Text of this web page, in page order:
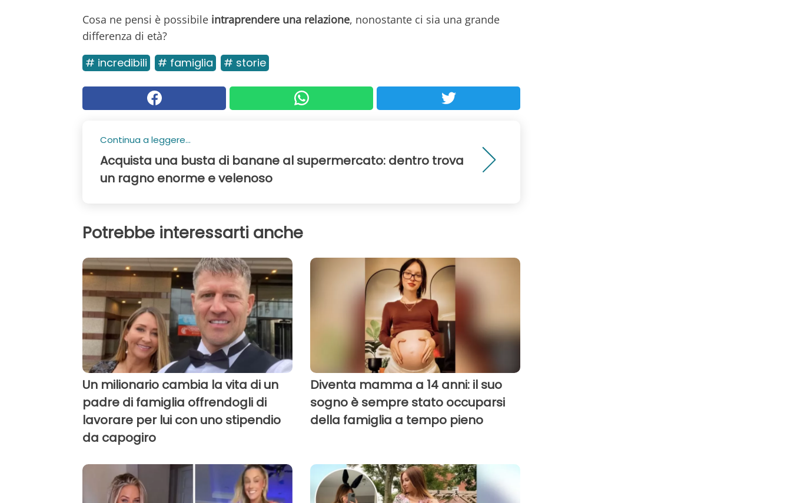
Cosa ne pensi è possibile intraprendere una relazione, nonostante ci sia una grande
differenza di età?
# incredibili # famiglia # storie
Continua a leggere...
Acquista una busta di banane al supermercato: dentro trova
un ragno enorme e velenoso
Potrebbe interessarti anche
Un milionario cambia la vita di un
padre di famiglia offrendogli di
lavorare per lui con uno stipendio
da capogiro
Diventa mamma a 14 anni: il suo
sogno è sempre stato occuparsi
della famiglia a tempo pieno